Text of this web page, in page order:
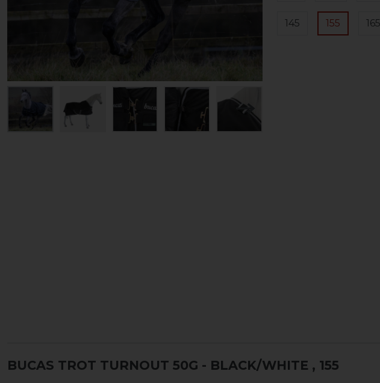
145 155 165
BUCAS TROT TURNOUT 50G - BLACK/WHITE , 155